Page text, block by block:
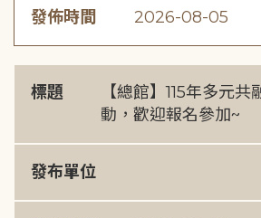
發佈時間 2026-08-05
標題
【總館】115年多元
動，歡迎報名參加~
發布單位